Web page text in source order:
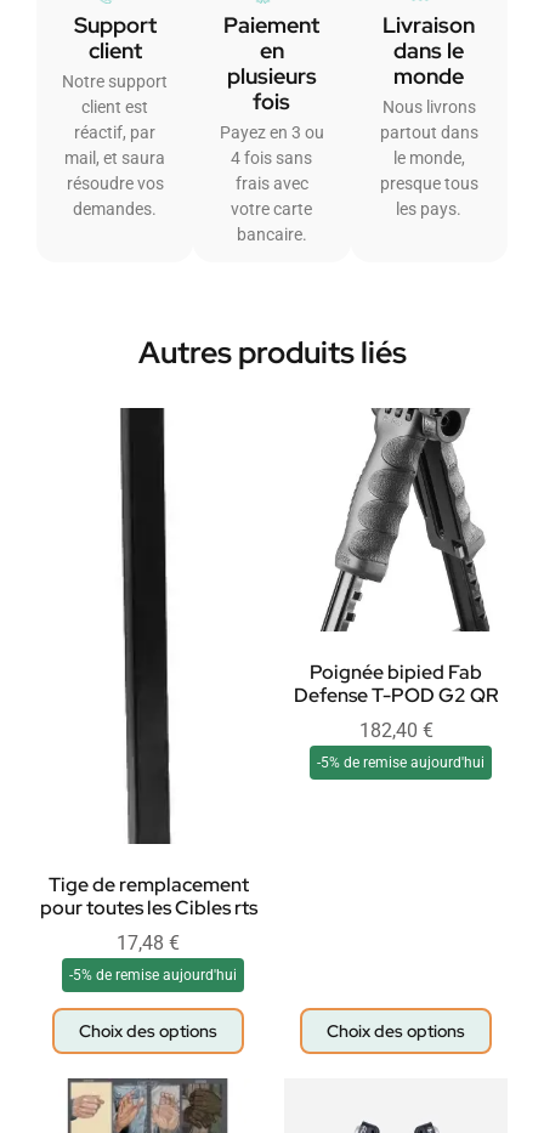
Support
client
Notre support
client est
réactif, par
mail, et saura
résoudre vos
demandes.
Paiement
en
plusieurs
fois
Payez en 3 ou
4 fois sans
frais avec
votre carte
bancaire.
Livraison
dans le
monde
Nous livrons
partout dans
le monde,
presque tous
les pays.
Autres produits liés
Tige de remplacement
pour toutes les Cibles rts
17,48 €
-5% de remise aujourd'hui
Choix des options
Poignée bipied Fab
Defense T-POD G2 QR
182,40 €
-5% de remise aujourd'hui
Choix des options